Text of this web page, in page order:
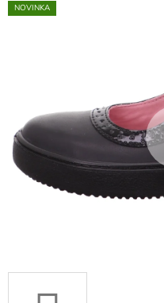
hvězdiček.
NOVINKA